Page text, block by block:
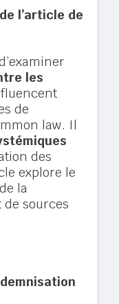
l’article de
les
de
law. Il
des
explore le
la
sources